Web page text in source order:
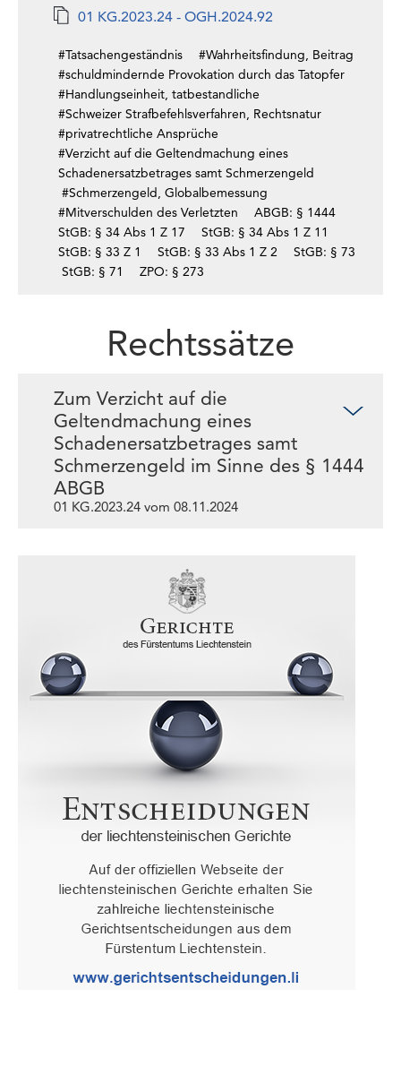
01 KG.2023.24 - OGH.2024.92
#Tatsachengeständnis
#Wahrheitsfindung, Beitrag
#schuldmindernde Provokation durch das Tatopfer
#Handlungseinheit, tatbestandliche
#Schweizer Strafbefehlsverfahren, Rechtsnatur
#privatrechtliche Ansprüche
#Verzicht auf die Geltendmachung eines
Schadenersatzbetrages samt Schmerzengeld
#Schmerzengeld, Globalbemessung
#Mitverschulden des Verletzten
ABGB: § 1444
StGB: § 34 Abs 1 Z 17
StGB: § 34 Abs 1 Z 11
StGB: § 33 Z 1
StGB: § 33 Abs 1 Z 2
StGB: § 73
StGB: § 71
ZPO: § 273
Rechtssätze
Zum Verzicht auf die
Geltendmachung eines
Schadenersatzbetrages samt
Schmerzengeld im Sinne des § 1444
ABGB
01 KG.2023.24 vom 08.11.2024